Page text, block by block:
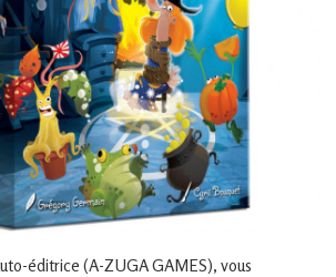
éditrice (A-ZUGA GAMES), vous